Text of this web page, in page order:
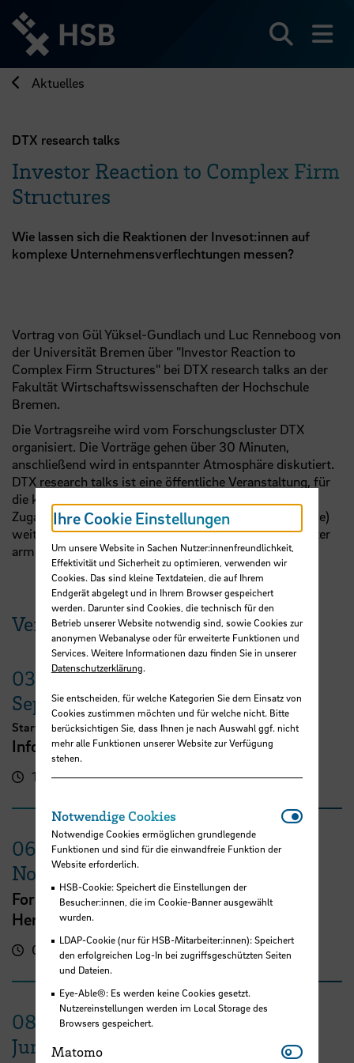
zum
Seiteninhalt
springen
Aktuelles
DTX research talks
Investor Reaction to Complex Firm
Structures
Wie lassen sich die Reaktionen der Invesot:innen auf
komplexe Unternehmensverflechtungen messen?
Vortrag von Gül Yüksel-Gundlach und Luc Renneboog von
der Universität Bremen über "Investor Reaction to
Complex Firm Structures" bei DTX research talks an der
Fakultät Wirtschaftswissenschaften der Hochschule
Bremen.
Die Vortragsreihe wird vom Forschungscluster DTX
organisiert. Die Vorträge gehen über 30 Minuten,
anschließend wird in entspannter Atmosphäre diskutiert.
DTX research talks ist eine öffentliche Veranstaltung, für
die keine Anmeldung notwendig ist; die ZOOM-
Zugangsdaten können an Interessierte (
Studierende)
weitergegeben werden. Das Passwort erhalten Sie unter
armin.varmaz@hs-bremen.de
Veranstaltungen der HSB
03.
September
Start zum Sommersemester 2027
Info-Event berufsbegleitender MBA
18:30 - 19:30 Uhr Online-Veranstaltung
06.
November
Forschung an HAW / HSB -
Herausforderungen, Chancen und Erfolge
08:30 - 12:30 Uhr Hochschule Bremen
08.
Juni
Ihre Cookie Einstellungen
Um unsere Website in Sachen Nutzer:innenfreundlichkeit,
Effektivität und Sicherheit zu optimieren, verwenden wir
Cookies. Das sind kleine Textdateien, die auf Ihrem
Endgerät abgelegt und in Ihrem Browser gespeichert
werden. Darunter sind Cookies, die technisch für den
Betrieb unserer Website notwendig sind, sowie Cookies zur
anonymen Webanalyse oder für erweiterte Funktionen und
Services. Weitere Informationen dazu finden Sie in unserer
Datenschutzerklärung.
Sie entscheiden, für welche Kategorien Sie dem Einsatz von
Cookies zustimmen möchten und für welche nicht. Bitte
berücksichtigen Sie, dass Ihnen je nach Auswahl ggf. nicht
mehr alle Funktionen unserer Website zur Verfügung
stehen.
Notwendige Cookies
Notwendige Cookies ermöglichen grundlegende
Funktionen und sind für die einwandfreie Funktion der
Website erforderlich.
HSB-Cookie: Speichert die Einstellungen der
Besucher:innen, die im Cookie-Banner ausgewählt
wurden.
LDAP-Cookie (nur für HSB-Mitarbeiter:innen): Speichert
den erfolgreichen Log-In bei zugriffsgeschützten Seiten
und Dateien.
Eye-Able®: Es werden keine Cookies gesetzt.
Nutzereinstellungen werden im Local Storage des
Browsers gespeichert.
Matomo Matomo